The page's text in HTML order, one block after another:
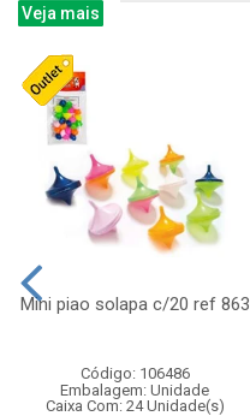
Veja mais
Mini piao solapa c/20 ref 863
Código: 106486
Embalagem: Unidade
Caixa Com: 24 Unidade(s)